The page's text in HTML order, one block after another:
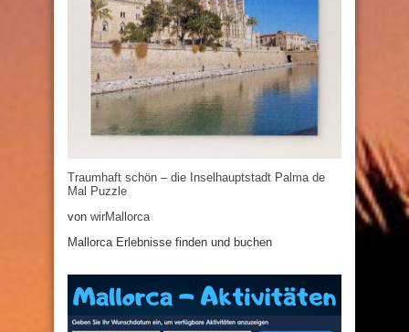
Traumhaft schön – die Inselhauptstadt Palma de
Mal Puzzle
von wirMallorca
Mallorca Erlebnisse finden und buchen